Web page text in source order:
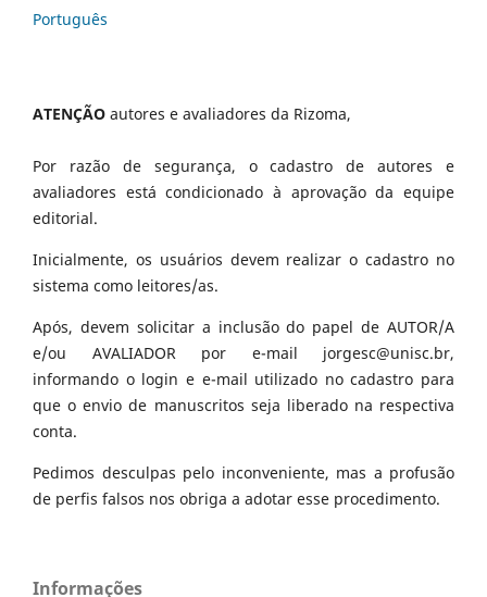
Português
ATENÇÃO autores e avaliadores da Rizoma,
Por razão de segurança, o cadastro de autores e
avaliadores está condicionado à aprovação da equipe
editorial.
Inicialmente, os usuários devem realizar o cadastro no
sistema como leitores/as.
Após, devem solicitar a inclusão do papel de AUTOR/A
e/ou AVALIADOR por e-mail jorgesc@unisc.br,
informando o login e e-mail utilizado no cadastro para
que o envio de manuscritos seja liberado na respectiva
conta.
Pedimos desculpas pelo inconveniente, mas a profusão
de perfis falsos nos obriga a adotar esse procedimento.
Informações